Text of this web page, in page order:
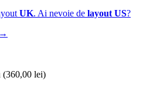
UK. Ai nevoie de layout US?
(360,00 lei)